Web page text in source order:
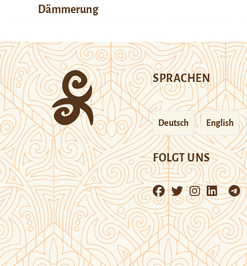
Dämmerung
SPRACHEN
Deutsch English
FOLGT UNS